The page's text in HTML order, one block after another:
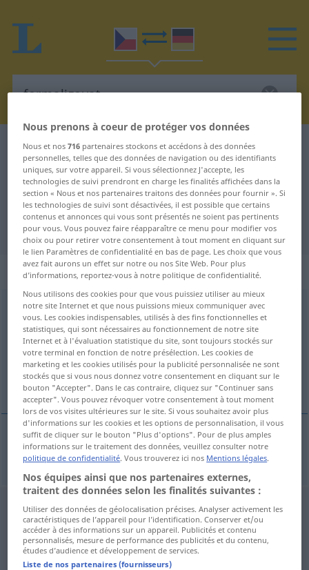
Dictionnaire Tchèque-Allemand formalizovat
Traduction Tchèque-Allemand de
"formalizovat"
"formalizovat" - traduction Allemand
„formalizovat“
formalizovat <-zuji>
Vue d'ensemble de toutes les traductions
(Pour plus d'informations, cliquez sur/touchez la traduction)
formalisieren
formalisieren formalizovat
Nous prenons à coeur de protéger vos données
Nous et nos716 partenaires stockons et accédons à des données
personnelles, telles que des données de navigation ou des identifiants
uniques, sur votre appareil. Si vous sélectionnez J'accepte, les
technologies de suivi prendront en charge les finalités affichées dans la
section « Nous et nos partenaires traitons des données pour fournir ». Si
les technologies de suivi sont désactivées, il est possible que certains
contenus et annonces qui vous sont présentés ne soient pas pertinents
pour vous. Vous pouvez faire réapparaître ce menu pour modifier vos
choix ou pour retirer votre consentement à tout moment en cliquant sur
le lien Paramètres de confidentialité en bas de page. Les choix que vous
avez fait aurons un effet sur notre ou nos Site Web. Pour plus
d’informations, reportez-vous à notre politique de confidentialité.
Nous utilisons des cookies pour que vous puissiez utiliser au mieux
notre site Internet et que nous puissions mieux communiquer avec
vous. Les cookies indispensables, utilisés à des fins fonctionnelles et
statistiques, qui sont nécessaires au fonctionnement de notre site
Internet et à l'évaluation statistique du site, sont toujours stockés sur
votre terminal en fonction de notre présélection. Les cookies de
marketing et les cookies utilisés pour la publicité personnalisée ne sont
stockés que si vous nous donnez votre consentement en cliquant sur le
bouton "Accepter". Dans le cas contraire, cliquez sur "Continuer sans
accepter". Vous pouvez révoquer votre consentement à tout moment
lors de vos visites ultérieures sur le site. Si vous souhaitez avoir plus
d'informations sur les cookies et les options de personnalisation, il vous
suffit de cliquer sur le bouton "Plus d'options". Pour de plus amples
informations sur le traitement des données, veuillez consulter notre
politique de confidentialité. Vous trouverez ici nos Mentions légales.
Nos équipes ainsi que nos partenaires externes,
traitent des données selon les finalités suivantes :
Utiliser des données de géolocalisation précises. Analyser activement les
caractéristiques de l’appareil pour l’identification. Conserver et/ou
accéder à des informations sur un appareil. Publicités et contenu
personnalisés, mesure de performance des publicités et du contenu,
études d’audience et développement de services.
Liste de nos partenaires (fournisseurs)